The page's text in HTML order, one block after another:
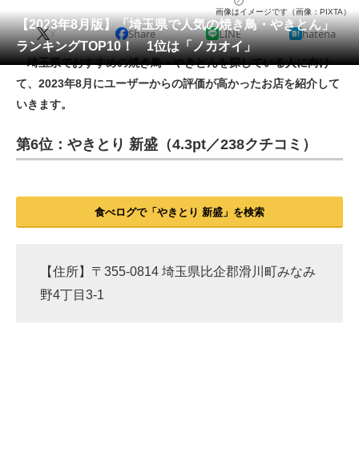
会員記事
メディア
注目記事を集めた総合ページ
スマホと通信の最新トレンド
好きが集まる 比べて選べる
ビジネスと働き方のヒント
AI活用のいまが分かる
【2023年8月版】「埼玉県で人気の焼き鳥・やきとん」
ランキングTOP10！ 1位は「ノカオイ」
画像はイメージです（画像：PIXTA）
X Share LINE hatena
埼玉県でおすすめの焼き鳥・やきとんを探している人に向け
て、2023年8月にユーザーからの評価が高かったお店を紹介して
いきます。
第6位：やきとり 新盛（4.3pt／238クチコミ）
食べログで「やきとり 新盛」を検索
【住所】〒355-0814 埼玉県比企郡滑川町みなみ
野4丁目3-1